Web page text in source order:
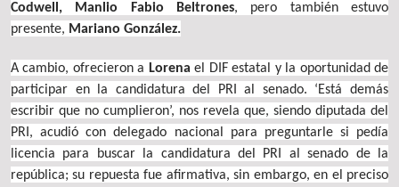
Codwell, Manlio Fabio Beltrones, pero también estuvo
presente, Mariano González.
A cambio, ofrecieron a Lorena el DIF estatal y la oportunidad de
participar en la candidatura del PRI al senado. ‘Está demás
escribir que no cumplieron’, nos revela que, siendo diputada del
PRI, acudió con delegado nacional para preguntarle si pedía
licencia para buscar la candidatura del PRI al senado de la
república; su repuesta fue afirmativa, sin embargo, en el preciso